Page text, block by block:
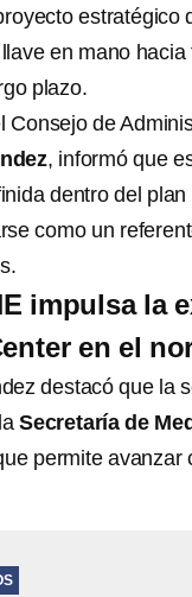
estratégico
en mano
plazo.
Consejo de
, informó que
dentro del
como un
impulsa la
en el
destacó que la
Secretaría de
permite